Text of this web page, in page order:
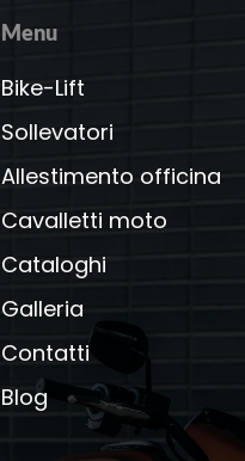
Menu
Bike-Lift
Sollevatori
Allestimento officina
Cavalletti moto
Cataloghi
Galleria
Contatti
Blog